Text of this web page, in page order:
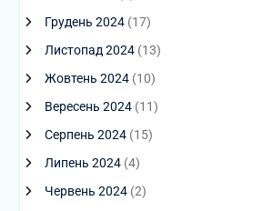
Грудень 2024(17)
Листопад 2024(13)
Жовтень 2024(10)
Вересень 2024(11)
Серпень 2024(15)
Липень 2024(4)
Червень 2024(2)